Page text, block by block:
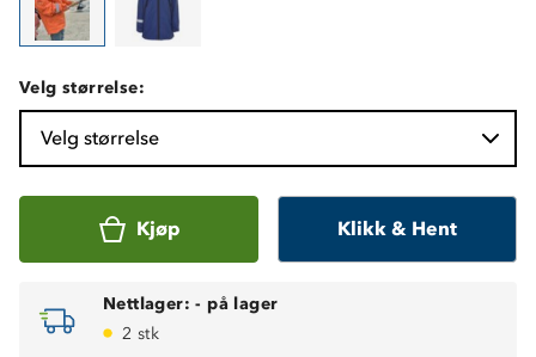
Velg størrelse:
Velg størrelse
Kjøp Klikk & Hent
Nettlager: - på lager
2 stk